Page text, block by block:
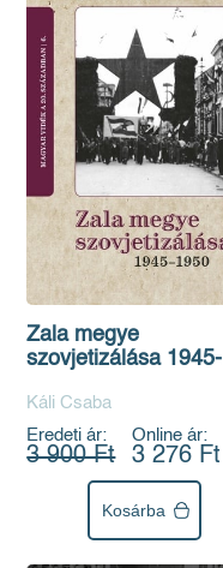
Zala megye
szovjetizálása 1945-
Káli Csaba
Eredeti ár:
3 900 Ft
Online ár:
3 276 Ft
Kosárba